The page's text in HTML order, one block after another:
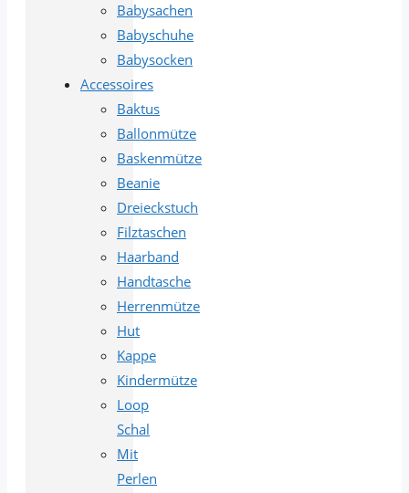
Babysachen
Babyschuhe
Babysocken
Accessoires
Baktus
Ballonmütze
Baskenmütze
Beanie
Dreieckstuch
Filztaschen
Haarband
Handtasche
Herrenmütze
Hut
Kappe
Kindermütze
Loop
Schal
Mit
Perlen